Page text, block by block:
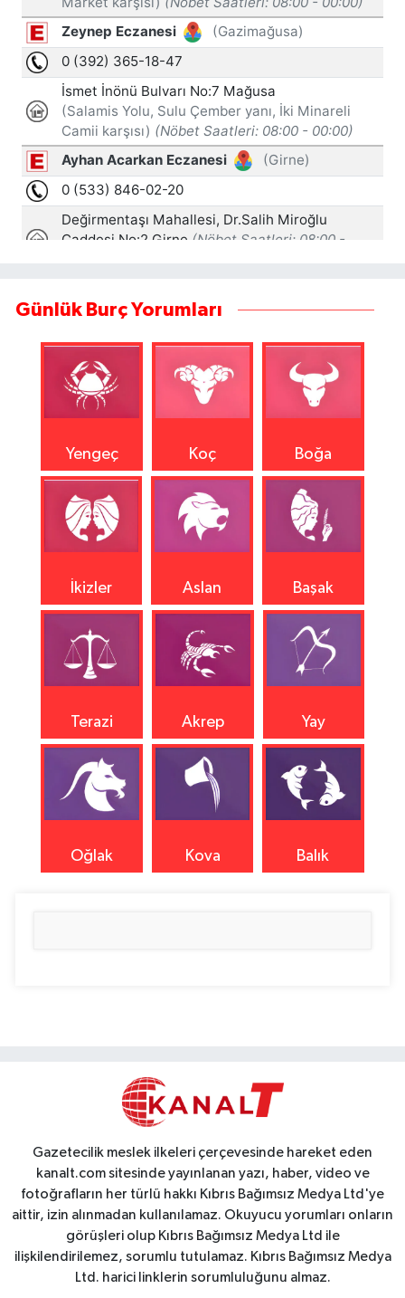
Günlük Burç Yorumları
Yengeç Koç Boğa
İkizler Aslan Başak
Terazi Akrep Yay
Oğlak Kova Balık
Gazetecilik meslek ilkeleri çerçevesinde hareket eden
kanalt.com sitesinde yayınlanan yazı, haber, video ve
fotoğrafların her türlü hakkı Kıbrıs Bağımsız Medya Ltd'ye
aittir, izin alınmadan kullanılamaz. Okuyucu yorumları onların
görüşleri olup Kıbrıs Bağımsız Medya Ltd ile
ilişkilendirilemez, sorumlu tutulamaz. Kıbrıs Bağımsız Medya
Ltd. harici linklerin sorumluluğunu almaz.